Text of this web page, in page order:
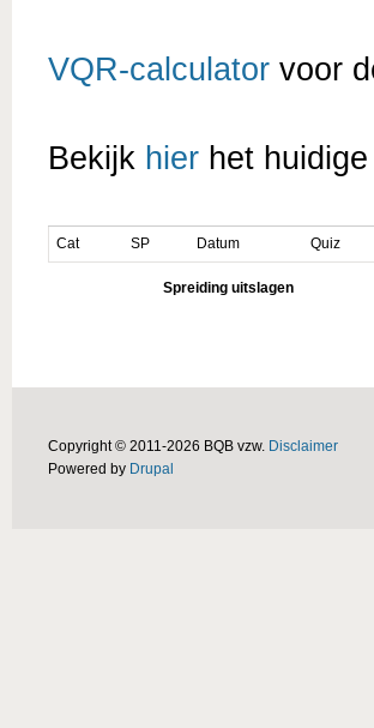
VQR-calculator voor
Bekijk hier het
Cat
SP Datum Quiz
Spreiding uitslagen
Copyright © 2011-2026 BQB vzw. Disclaimer
Powered by Drupal